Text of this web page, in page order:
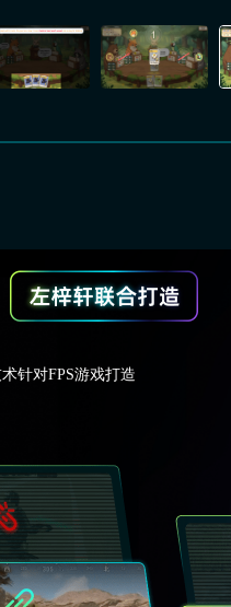
针对FPS游戏打造